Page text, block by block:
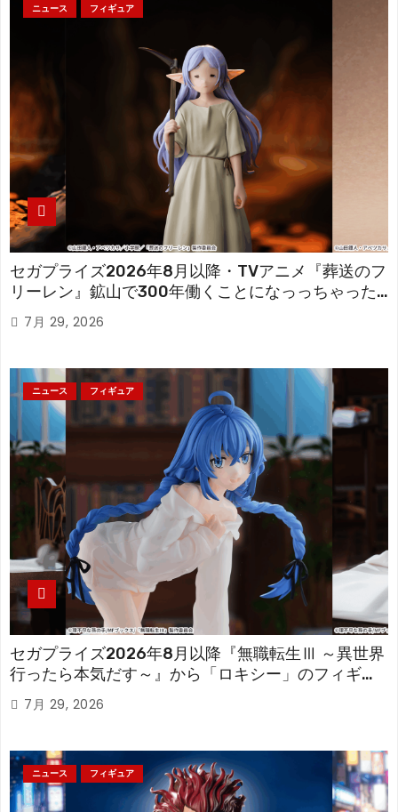
ニュース フィギュア
セガプライズ2026年8月以降・TVアニメ『葬送のフ
リーレン』鉱山で300年働くことになっっちゃった
「フリーレン」を立体化！
7月 29, 2026
ニュース フィギュア
セガプライズ2026年8月以降『無職転生Ⅲ ～異世界
行ったら本気だす～』から「ロキシー」のフィギュ
アが登場！
7月 29, 2026
ニュース フィギュア